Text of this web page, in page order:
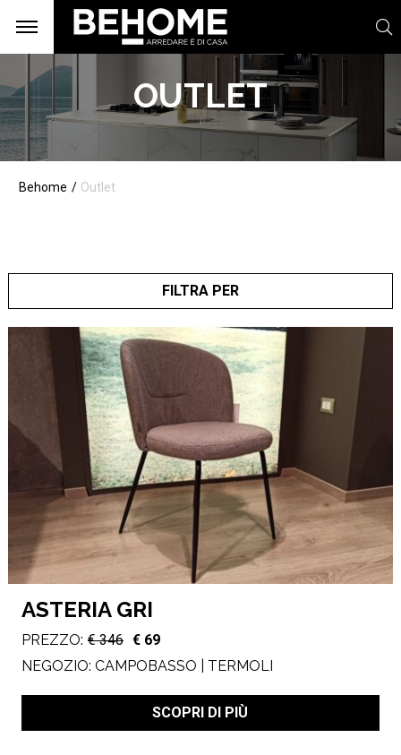
OUTLET
Behome Outlet
FILTRA PER
ASTERIA GRI
PREZZO: € 346 € 69
NEGOZIO: CAMPOBASSO | TERMOLI
SCOPRI DI PIÙ